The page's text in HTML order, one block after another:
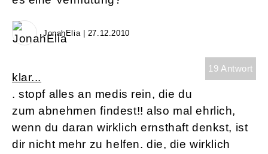
JonahElia | 27.12.2010
19 Antwort
klar...
. stopf alles an medis rein, die du
zum abnehmen findest!! also mal ehrlich,
wenn du daran wirklich ernsthaft denkst, ist
dir nicht mehr zu helfen. die, die wirklich